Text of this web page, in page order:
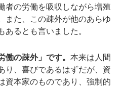
者の労働を吸収しながら増殖
また、この疎外が他のあらゆ
あるとも言いました。
の疎外」です。 本来は人間
り、喜びであるはずだが、資
資本家のものであり、強制的